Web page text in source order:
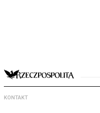
KONTAKT